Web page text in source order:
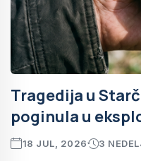
Tragedija u
poginula u
18 JUL, 2026 3